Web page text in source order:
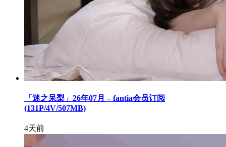
「迷之呆梨」26年07月 – fantia会员订阅
(131P/4V/507MB)
4天前